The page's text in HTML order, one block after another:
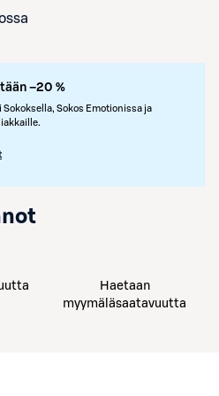
–20 %
Sokos Emotionissa ja
Haetaan
myymäläsaatavuutta